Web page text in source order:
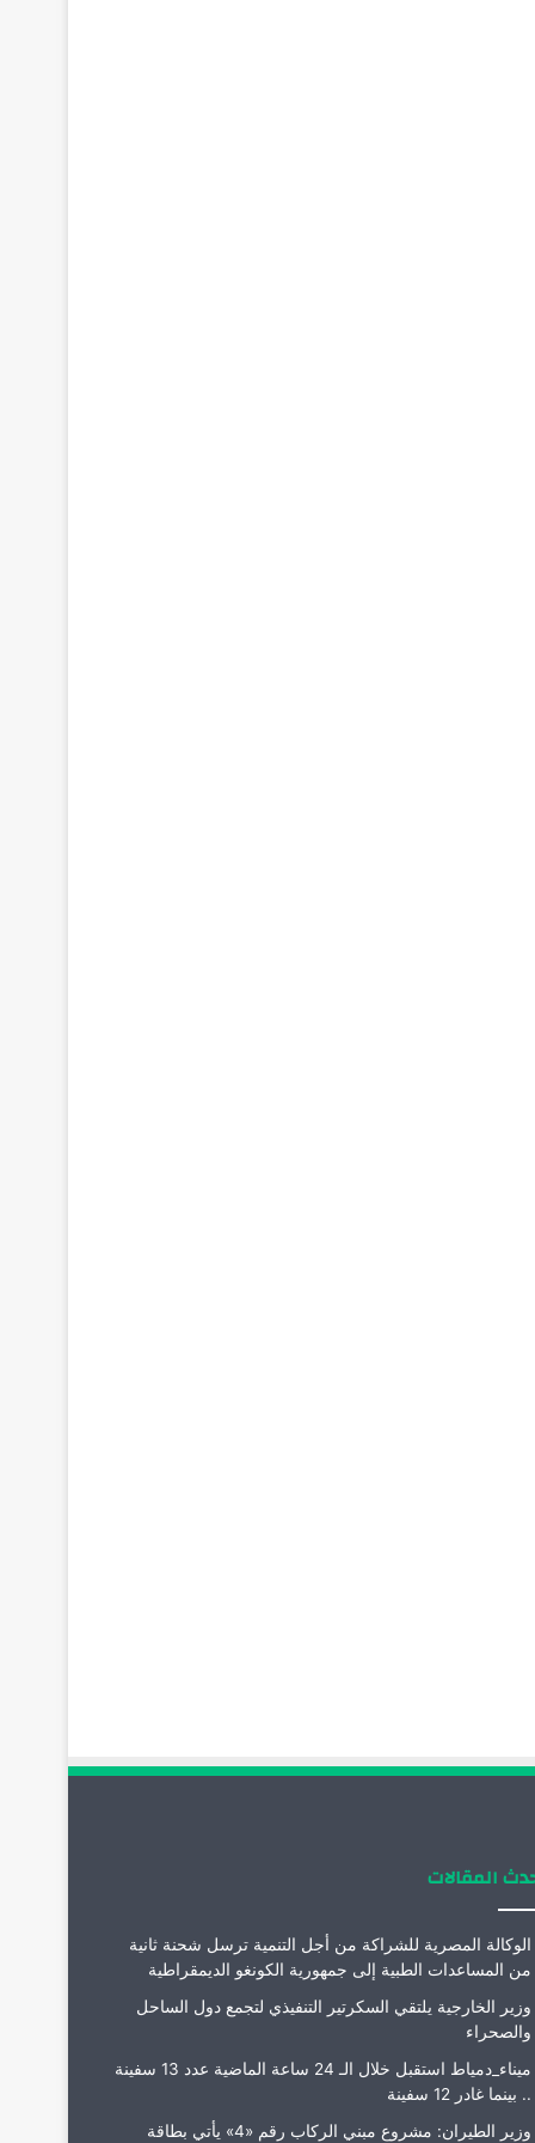
المقالات
الوكالة المصرية للشراكة من أجل التنمية ترسل شحنة ثانية
من المساعدات الطبية إلى جمهورية الكونغو الديمقراطية
وزير الخارجية يلتقي السكرتير التنفيذي لتجمع دول الساحل
والصحراء
ميناء_دمياط استقبل خلال الـ 24 ساعة الماضية عدد 13 سفينة
.. بينما غادر 12 سفينة
وزير الطيران: مشروع مبني الركاب رقم «4» يأتي بطاقة